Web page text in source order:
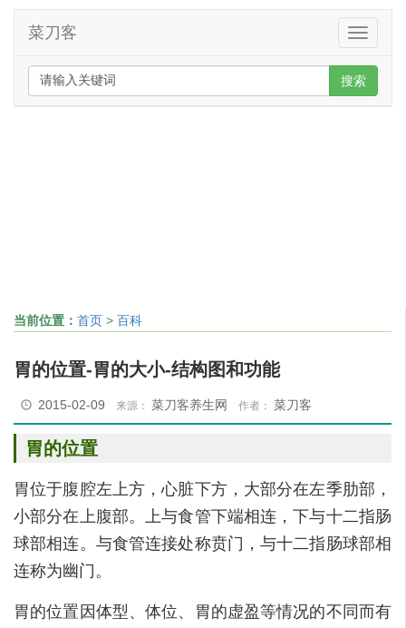
Toggle
菜刀客
搜索
当前位置： 首页 > 百科
胃的位置-胃的大小-结构图和功能
2015-02-09 来源： 菜刀客养生网 作者： 菜刀客
胃的位置
胃位于腹腔左上方，心脏下方，大部分在左季肋部，
小部分在上腹部。上与食管下端相连，下与十二指肠
球部相连。与食管连接处称贲门，与十二指肠球部相
连称为幽门。
胃的位置因体型、体位、胃的虚盈等情况的不同而有